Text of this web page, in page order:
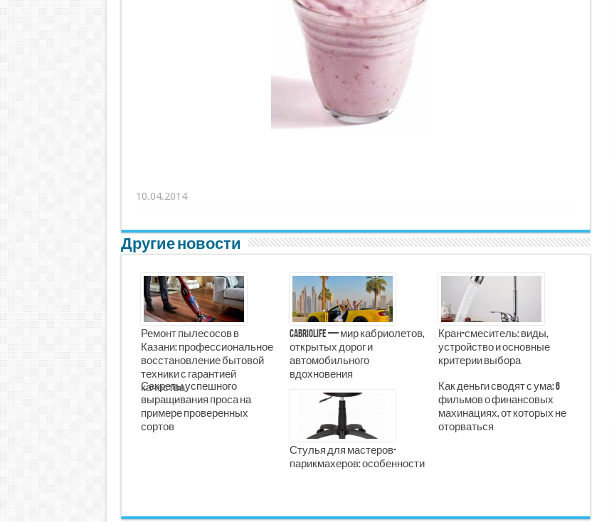
10.04.2014
Другие новости
Ремонт пылесосов в
Казани: профессиональное
восстановление бытовой
техники с гарантией
качества
CabrioLife — мир кабриолетов,
открытых дорог и
автомобильного
вдохновения
Кран-смеситель: виды,
устройство и основные
критерии выбора
Секреты успешного
выращивания проса на
примере проверенных
сортов
Стулья для мастеров-
парикмахеров: особенности
Как деньги сводят с ума: 6
фильмов о финансовых
махинациях, от которых не
оторваться